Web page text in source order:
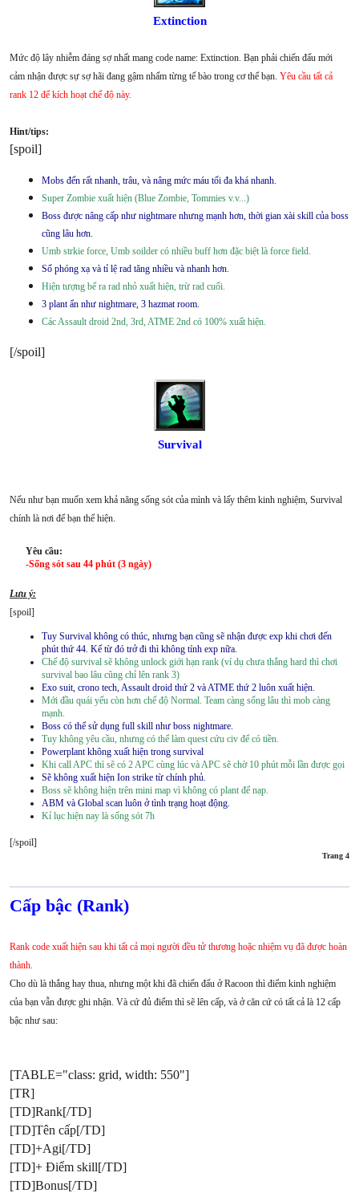
Extinction
Mức độ lây nhiễm đáng sợ nhất mang code name: Extinction. Bạn phải chiến đấu mới
cảm nhận được sự sợ hãi đang gậm nhấm từng tế bào trong cơ thể bạn. Yêu cầu tất cả
rank 12 để kích hoạt chế độ này.
Hint/tips:
[spoil]
Mobs đến rất nhanh, trâu, và nâng mức máu tối đa khá nhanh.
Super Zombie xuất hiện (Blue Zombie, Tommies v.v...)
Boss được nâng cấp như nightmare nhưng mạnh hơn, thời gian xài skill của boss
cũng lâu hơn.
Umb strkie force, Umb soilder có nhiều buff hơn đặc biệt là force field.
Số phóng xạ và tỉ lệ rad tăng nhiều và nhanh hơn.
Hiện tượng bể ra rad nhỏ xuất hiện, trừ rad cuối.
3 plant ẩn như nightmare, 3 hazmat room.
Các Assault droid 2nd, 3rd, ATME 2nd có 100% xuất hiện.
[/spoil]
Survival
Nếu như bạn muốn xem khả năng sống sót của mình và lấy thêm kinh nghiệm, Survival
chính là nơi để bạn thể hiện.
Yêu cầu:
-Sống sót sau 44 phút (3 ngày)
Lưu ý:
[spoil]
Tuy Survival không có thúc, nhưng bạn cũng sẽ nhận được exp khi chơi đến
phút thứ 44. Kể từ đó trở đi thì không tính exp nữa.
Chế độ survival sẽ không unlock giới hạn rank (ví dụ chưa thắng hard thì chơi
survival bao lâu cũng chỉ lên rank 3)
Exo suit, crono tech, Assault droid thứ 2 và ATME thứ 2 luôn xuất hiện.
Mới đầu quái yếu còn hơn chế độ Normal. Team càng sống lâu thì mob càng
mạnh.
Boss có thể sử dụng full skill như boss nightmare.
Tuy không yêu cầu, nhưng có thể làm quest cứu civ để có tiền.
Powerplant không xuất hiện trong survival
Khi call APC thì sẽ có 2 APC cùng lúc và APC sẽ chờ 10 phút mỗi lần được gọi
Sẽ không xuất hiện Ion strike từ chính phủ.
Boss sẽ không hiện trên mini map vì không có plant để nạp.
ABM và Global scan luôn ở tình trạng hoạt động.
Kỉ lục hiện nay là sống sót 7h
[/spoil]
Trang 4​
Cấp bậc (Rank)
Rank code xuất hiện sau khi tất cả mọi người đều tử thương hoặc nhiệm vụ đã được hoàn
thành.
Cho dù là thắng hay thua, nhưng một khi đã chiến đấu ở Racoon thì điểm kinh nghiệm
của bạn vẫn được ghi nhận. Và cứ đủ điểm thì sẽ lên cấp, và ở căn cứ có tất cả là 12 cấp
bậc như sau:
[TABLE="class: grid, width: 550"]
[TR]
[TD]Rank[/TD]
[TD]Tên cấp[/TD]
[TD]+Agi[/TD]
[TD]+ Điểm skill[/TD]
[TD]Bonus[/TD]